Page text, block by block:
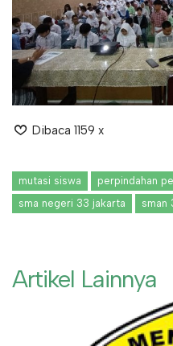
Dibaca 1159 x
mutasi siswa
perpindahan
sma negeri 33 jakarta
sman
Artikel Lainnya